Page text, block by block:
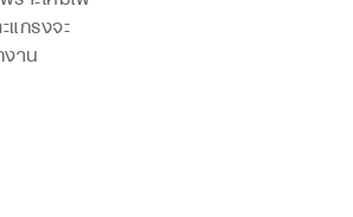
กรงจะ
าน